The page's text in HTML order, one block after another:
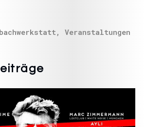
, Veranstaltungen